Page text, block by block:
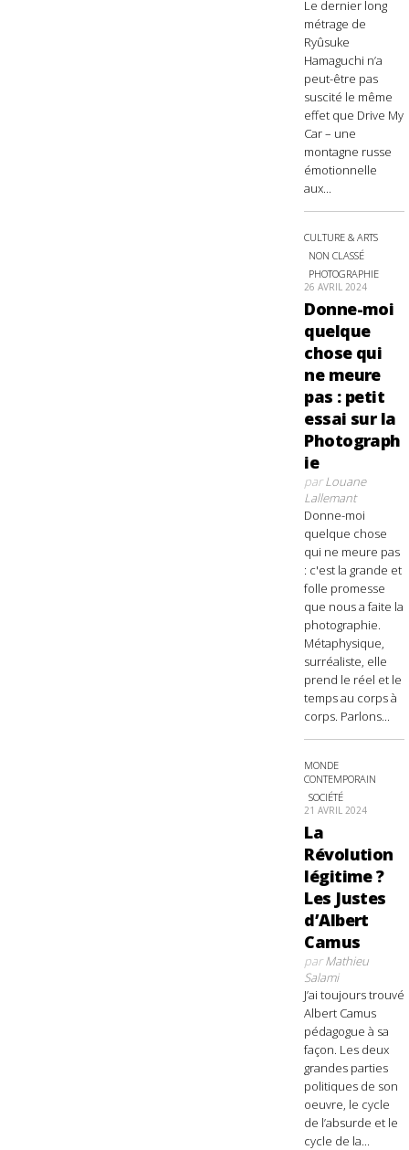
Le dernier long
métrage de
Ryûsuke
Hamaguchi n’a
peut-être pas
suscité le même
effet que Drive My
Car – une
montagne russe
émotionnelle
aux...
CULTURE & ARTS
NON CLASSÉ
PHOTOGRAPHIE
26 AVRIL 2024
Donne-moi
quelque
chose qui
ne meure
pas : petit
essai sur la
Photograph
ie
parLouane
Lallemant
Donne-moi
quelque chose
qui ne meure pas
: c'est la grande et
folle promesse
que nous a faite la
photographie.
Métaphysique,
surréaliste, elle
prend le réel et le
temps au corps à
corps. Parlons...
MONDE
CONTEMPORAIN
SOCIÉTÉ
21 AVRIL 2024
La
Révolution
légitime ?
Les Justes
d’Albert
Camus
parMathieu
Salami
J’ai toujours trouvé
Albert Camus
pédagogue à sa
façon. Les deux
grandes parties
politiques de son
oeuvre, le cycle
de l’absurde et le
cycle de la...